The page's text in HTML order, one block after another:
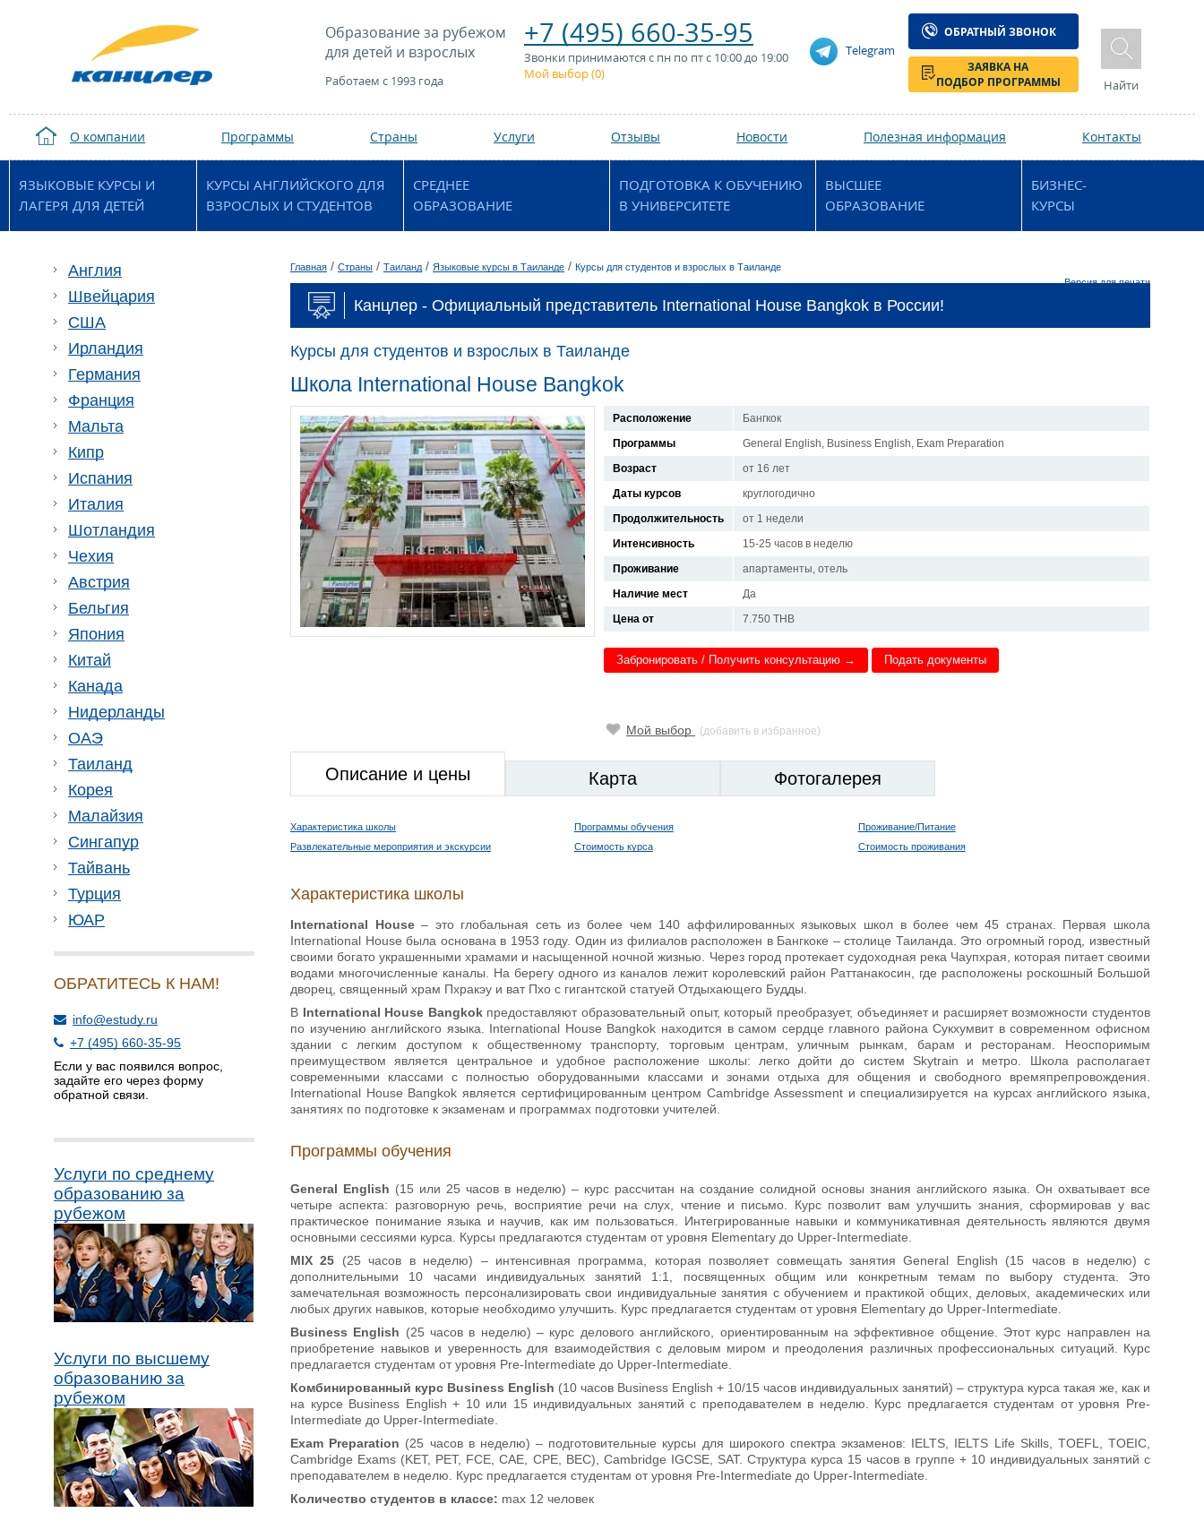
Образование за рубежом
для детей и взрослых
Работаем с 1993 года
+7 (495) 660-35-95
Звонки принимаются с пн по пт с 10:00 до 19:00
Мой выбор (0)
Telegram
ОБРАТНЫЙ ЗВОНОК
ЗАЯВКА НА
ПОДБОР ПРОГРАММЫ
Найти
О компании Программы Страны Услуги Отзывы Новости Полезная информация Контакты
ЯЗЫКОВЫЕ КУРСЫ И
ЛАГЕРЯ ДЛЯ ДЕТЕЙ
КУРСЫ АНГЛИЙСКОГО ДЛЯ
ВЗРОСЛЫХ И СТУДЕНТОВ
СРЕДНЕЕ
ОБРАЗОВАНИЕ
ПОДГОТОВКА К ОБУЧЕНИЮ
В УНИВЕРСИТЕТЕ
ВЫСШЕЕ
ОБРАЗОВАНИЕ
БИЗНЕС-
КУРСЫ
Англия
Швейцария
США
Ирландия
Германия
Франция
Мальта
Кипр
Испания
Италия
Шотландия
Чехия
Австрия
Бельгия
Япония
Китай
Канада
Нидерланды
ОАЭ
Таиланд
Корея
Малайзия
Сингапур
Тайвань
Турция
ЮАР
ОБРАТИТЕСЬ К НАМ!
info@estudy.ru
+7 (495) 660-35-95
Если у вас появился вопрос,
задайте его через форму
обратной связи.
Услуги по среднему
образованию за
рубежом
Услуги по высшему
образованию за
рубежом
Главная / Страны / Таиланд / Языковые курсы в Таиланде / Курсы для студентов и взрослых в Таиланде
Версия для печати
Канцлер - Официальный представитель International House Bangkok в России!
Курсы для студентов и взрослых в Таиланде
Школа International House Bangkok
Расположение
Бангкок
Программы
General English, Business English, Exam Preparation
Возраст
от 16 лет
Даты курсов
круглогодично
Продолжительность
от 1 недели
Интенсивность
15-25 часов в неделю
Проживание
апартаменты, отель
Наличие мест
Да
Цена от
7.750 THB
Забронировать / Получить консультацию → Подать документы
Мой выбор (добавить в избранное)
Описание и цены Карта Фотогалерея
Характеристика школы Программы обучения
Проживание/Питание
Развлекательные мероприятия и экскурсии
Стоимость курса Стоимость проживания
Характеристика школы
International House– это глобальная сеть из более чем 140 аффилированных языковых школ в более чем 45 странах. Первая школа
International House была основана в 1953 году. Один из филиалов расположен в Бангкоке – столице Таиланда. Это огромный город, известный
своими богато украшенными храмами и насыщенной ночной жизнью. Через город протекает судоходная река Чаупхрая, которая питает своими
водами многочисленные каналы. На берегу одного из каналов лежит королевский район Раттанакосин, где расположены роскошный Большой
дворец, священный храм Пхракэу и ват Пхо с гигантской статуей Отдыхающего Будды.
В International House Bangkokпредоставляют образовательный опыт, который преобразует, объединяет и расширяет возможности студентов
по изучению английского языка. International House Bangkok находится в самом сердце главного района Сукхумвит в современном офисном
здании с легким доступом к общественному транспорту, торговым центрам, уличным рынкам, барам и ресторанам. Неоспоримым
преимуществом является центральное и удобное расположение школы: легко дойти до систем Skytrain и метро. Школа располагает
современными классами с полностью оборудованными классами и зонами отдыха для общения и свободного времяпрепровождения.
International House Bangkok является сертифицированным центром Cambridge Assessment и специализируется на курсах английского языка,
занятиях по подготовке к экзаменам и программах подготовки учителей.
Программы обучения
General English (15 или 25 часов в неделю) – курс рассчитан на создание солидной основы знания английского языка. Он охватывает все
четыре аспекта: разговорную речь, восприятие речи на слух, чтение и письмо. Курс позволит вам улучшить знания, сформировав у вас
практическое понимание языка и научив, как им пользоваться. Интегрированные навыки и коммуникативная деятельность являются двумя
основными сессиями курса. Курсы предлагаются студентам от уровня Elementary до Upper-Intermediate.
MIX 25 (25 часов в неделю) – интенсивная программа, которая позволяет совмещать занятия General English (15 часов в неделю) с
дополнительными 10 часами индивидуальных занятий 1:1, посвященных общим или конкретным темам по выбору студента. Это
замечательная возможность персонализировать свои индивидуальные занятия с обучением и практикой общих, деловых, академических или
любых других навыков, которые необходимо улучшить. Курс предлагается студентам от уровня Elementary до Upper-Intermediate.
Business English (25 часов в неделю) – курс делового английского, ориентированным на эффективное общение. Этот курс направлен на
приобретение навыков и уверенность для взаимодействия с деловым миром и преодоления различных профессиональных ситуаций. Курс
предлагается студентам от уровня Pre-Intermediate до Upper-Intermediate.
Комбинированный курс Business English (10 часов Business English + 10/15 часов индивидуальных занятий) – структура курса такая же, как и
на курсе Business English + 10 или 15 индивидуальных занятий с преподавателем в неделю. Курс предлагается студентам от уровня Pre-
Intermediate до Upper-Intermediate.
Exam Preparation (25 часов в неделю) – подготовительные курсы для широкого спектра экзаменов: IELTS, IELTS Life Skills, TOEFL, TOEIC,
Cambridge Exams (KET, PET, FCE, CAE, CPE, BEC), Cambridge IGCSE, SAT. Структура курса 15 часов в группе + 10 индивидуальных занятий с
преподавателем в неделю. Курс предлагается студентам от уровня Pre-Intermediate до Upper-Intermediate.
Количество студентов в классе: max 12 человек